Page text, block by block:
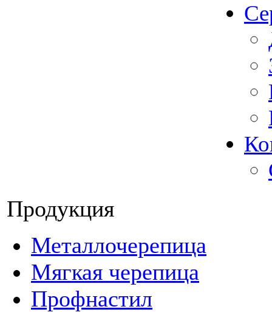
Продукция
Металлочерепица
Мягкая черепица
Профнастил